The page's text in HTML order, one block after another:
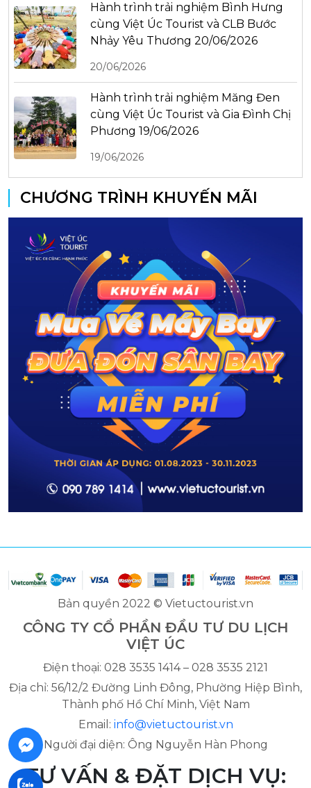
Hành trình trải nghiệm Bình Hưng
cùng Việt Úc Tourist và CLB Bước
Nhảy Yêu Thương 20/06/2026
20/06/2026
Hành trình trải nghiệm Măng Đen
cùng Việt Úc Tourist và Gia Đình Chị
Phương 19/06/2026
19/06/2026
CHƯƠNG TRÌNH KHUYẾN MÃI
Bản quyền 2022 © Vietuctourist.vn
CÔNG TY CỔ PHẦN ĐẦU TƯ DU LỊCH
VIỆT ÚC
Điện thoại: 028 3535 1414 – 028 3535 2121
Địa chỉ: 56/12/2 Đường Linh Đông, Phường Hiệp Bình,
Thành phố Hồ Chí Minh, Việt Nam
Email: info@vietuctourist.vn
Người đại diện: Ông Nguyễn Hàn Phong
TƯ VẤN & ĐẶT DỊCH VỤ: